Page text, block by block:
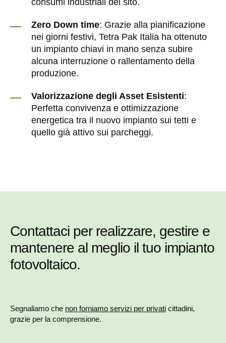
Zero Down time: Grazie alla pianificazione
nei giorni festivi, Tetra Pak Italia ha ottenuto
un impianto chiavi in mano senza subire
alcuna interruzione o rallentamento della
produzione.
Valorizzazione degli Asset Esistenti:
Perfetta convivenza e ottimizzazione
energetica tra il nuovo impianto sui tetti e
quello già attivo sui parcheggi.
Contattaci per realizzare, gestire e
mantenere al meglio il tuo impianto
fotovoltaico.
Segnaliamo che non forniamo servizi per privati cittadini,
grazie per la comprensione.